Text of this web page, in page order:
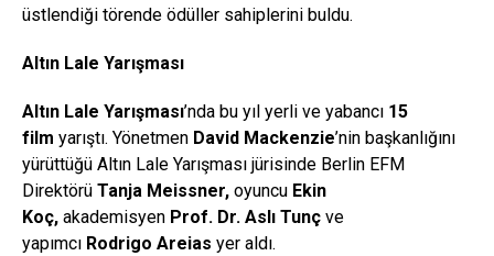
üstlendiği törende ödüller sahiplerini buldu.
Altın Lale Yarışması
Altın Lale Yarışması’nda bu yıl yerli ve yabancı 15
film yarıştı. Yönetmen David Mackenzie’nin başkanlığını
yürüttüğü Altın Lale Yarışması jürisinde Berlin EFM
Direktörü Tanja Meissner, oyuncu Ekin
Koç, akademisyen Prof. Dr. Aslı Tunç ve
yapımcı Rodrigo Areias yer aldı.